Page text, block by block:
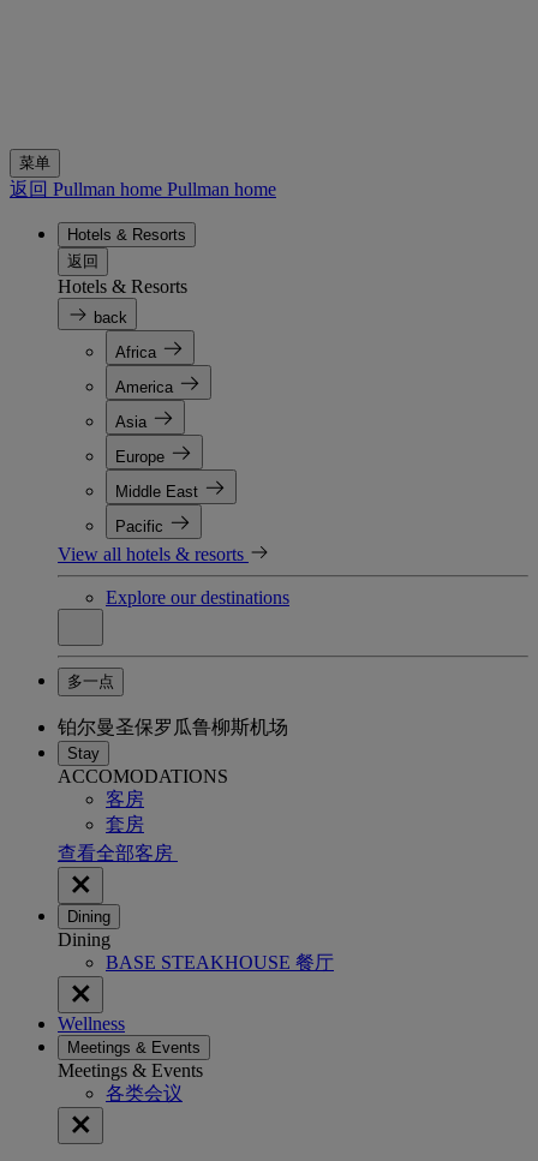
菜单
返回 Pullman home Pullman home
Hotels & Resorts
返回
Hotels & Resorts
back
Africa
America
Asia
Europe
Middle East
Pacific
View all hotels & resorts
Explore our destinations
多一点
铂尔曼圣保罗瓜鲁柳斯机场
Stay
ACCOMODATIONS
客房
套房
查看全部客房
Dining
Dining
BASE STEAKHOUSE 餐厅
Wellness
Meetings & Events
Meetings & Events
各类会议